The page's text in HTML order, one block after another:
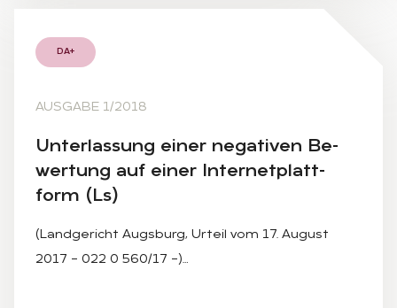
DA+
AUSGABE 1/2018
Un­ter­las­sung ei­ner ne­ga­ti­ven Be­
wer­tung auf ei­ner In­ter­net­platt­
form (Ls)
(Landgericht Augsburg, Urteil vom 17. August
2017 – 022 0 560/17 –)…